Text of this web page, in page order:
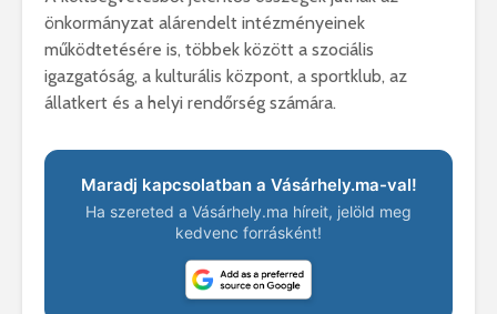
önkormányzat alárendelt intézményeinek
működtetésére is, többek között a szociális
igazgatóság, a kulturális központ, a sportklub, az
állatkert és a helyi rendőrség számára.
Maradj kapcsolatban a Vásárhely.ma-val!
Ha szereted a Vásárhely.ma híreit, jelöld meg
kedvenc forrásként!